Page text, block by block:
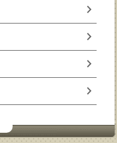
chevron_right
chevron_right
chevron_right
chevron_right